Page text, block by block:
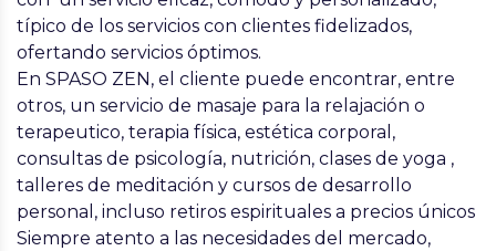
típico de los servicios con clientes fidelizados,
ofertando servicios óptimos.
En SPASO ZEN, el cliente puede encontrar, entre
otros, un servicio de masaje para la relajación o
terapeutico, terapia física, estética corporal,
consultas de psicología, nutrición, clases de yoga ,
talleres de meditación y cursos de desarrollo
personal, incluso retiros espirituales a precios únicos
Siempre atento a las necesidades del mercado,